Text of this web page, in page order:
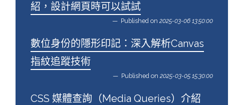
紹，設計網頁時可以試試
Published on 2025-03-06 13:50:00
數位身份的隱形印記：深入解析Canvas
指紋追蹤技術
Published on 2025-03-05 15:30:00
CSS 媒體查詢（Media Queries）介紹